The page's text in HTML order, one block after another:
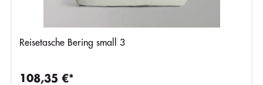
Reisetasche Bering small 3
108,35 €*